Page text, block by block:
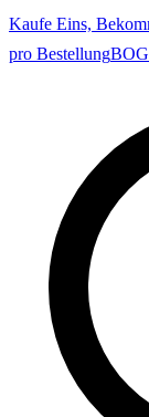
Kaufe Eins,
pro Bestellung